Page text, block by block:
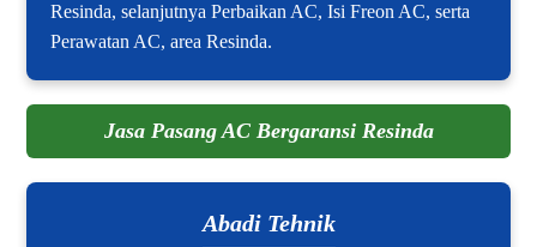
Resinda, selanjutnya Perbaikan AC, Isi Freon AC, serta
Perawatan AC, area Resinda.
Jasa Pasang AC Bergaransi Resinda
Abadi Tehnik